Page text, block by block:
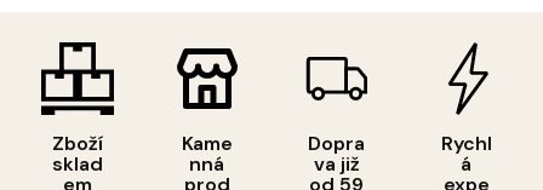
Zboží
sklad
em
Kame
nná
prod
Dopra
va již
od 59
Rychl
á
expe